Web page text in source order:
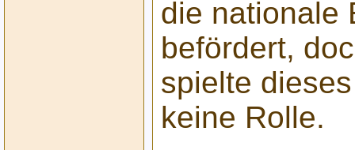
die nationale
befördert,
spielte
keine Rolle.